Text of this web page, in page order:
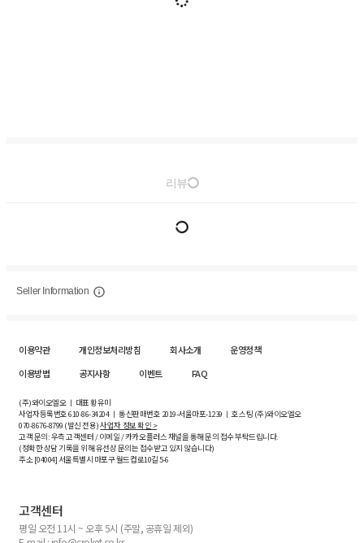
리뷰
Seller Information
이용약관 개인정보처리방침 회사소개
운영정책
이용방법
공지사항 이벤트 FAQ
(주)와이오엘오 ㅣ 대표 황유미
사업자등록번호610-86-34204ㅣ 통신판매번호 2019-서울마포-1239 ㅣ 호스팅 (주)와이오엘오
070-8676-8799 (발신 전용)사업자 정보 확인 >
고객 문의: 우측 고객센터 / 이메일 / 카카오플러스 채널을 통해 문의 접수 부탁드립니다.
(정확한 상담 기록을 위해 유선상 문의는 접수받고 있지 않습니다)
주소 [04004] 서울특별시 마포구 월드컵로10길5-6
고객센터
평일 오전 11시 ~ 오후 5시 (주말, 공휴일 제외)